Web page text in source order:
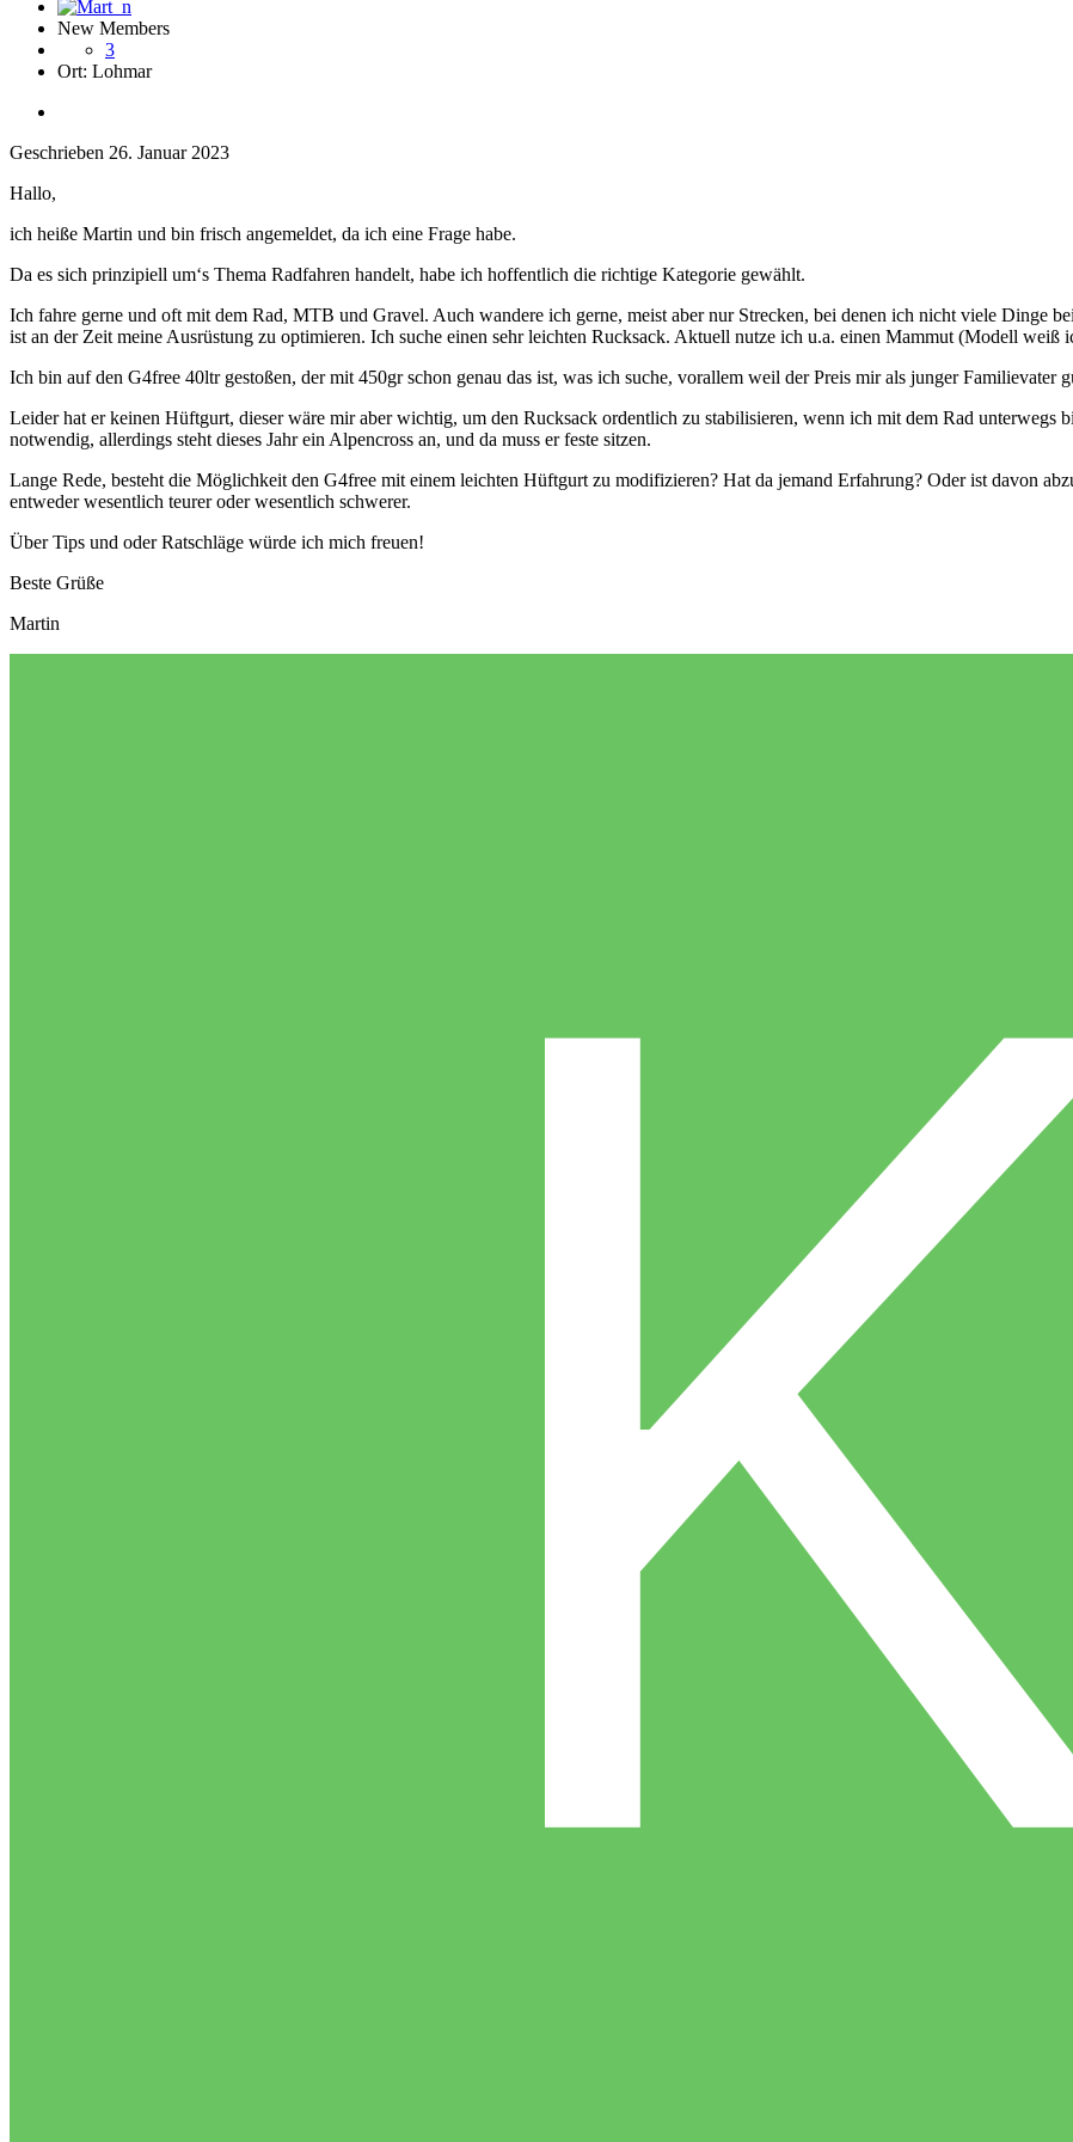
New Members
3
Ort: Lohmar
Geschrieben 26. Januar 2023
Hallo,
ich heiße Martin und bin frisch angemeldet, da ich eine Frage habe.
Da es sich prinzipiell um‘s Thema Radfahren handelt, habe ich hoffentlich die richtige Kategorie gewählt.
Ich fahre gerne und oft mit dem Rad, MTB und Gravel. Auch wandere ich gerne, meist aber nur Strecken, bei denen ich nicht viele Dinge
ist an der Zeit meine Ausrüstung zu optimieren. Ich suche einen sehr leichten Rucksack. Aktuell nutze ich u.a. einen Mammut (Modell
Ich bin auf den G4free 40ltr gestoßen, der mit 450gr schon genau das ist, was ich suche, vorallem weil der Preis mir als junger Familievater
Leider hat er keinen Hüftgurt, dieser wäre mir aber wichtig, um den Rucksack ordentlich zu stabilisieren, wenn ich mit dem Rad unterwegs
notwendig, allerdings steht dieses Jahr ein Alpencross an, und da muss er feste sitzen.
Lange Rede, besteht die Möglichkeit den G4free mit einem leichten Hüftgurt zu modifizieren? Hat da jemand Erfahrung? Oder ist davon
entweder wesentlich teurer oder wesentlich schwerer.
Über Tips und oder Ratschläge würde ich mich freuen!
Beste Grüße
Martin